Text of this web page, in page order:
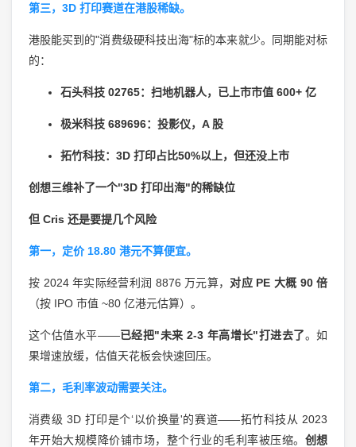
第三，3D 打印赛道在港股稀缺。
港股能买到的"消费级硬科技出海"标的本来就少。同期能对标
的：
石头科技 02765：扫地机器人，已上市市值 600+ 亿
极米科技 689696：投影仪，A 股
拓竹科技：3D 打印占比50%以上，但还没上市
创想三维补了一个"3D 打印出海"的稀缺位
但 Cris 还是要提几个风险
第一，定价 18.80 港元不算便宜。
按 2024 年实际经营利润 8876 万元算， 对应 PE 大概 90 倍
（按 IPO 市值 ~80 亿港元估算）。
这个估值水平——已经把"未来 2-3 年高增长"打进去了。如
果增速放缓，估值天花板会快速回压。
第二，毛利率波动需要关注。
消费级 3D 打印是个‘以价换量'的赛道——拓竹科技从 2023
年开始大规模降价铺市场，整个行业的毛利率被压缩。 创想